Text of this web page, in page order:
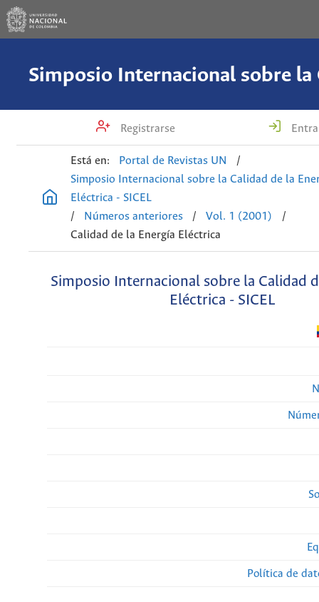
Registrarse
Está en: Portal de Revistas UN
/
Simposio Internacional sobre la Calidad de la
Eléctrica - SICEL
/
Números anteriores / Vol. 1 (2001)
/
Calidad de la Energía Eléctrica
Simposio Internacional sobre la Calidad
Eléctrica - SICEL
Política de